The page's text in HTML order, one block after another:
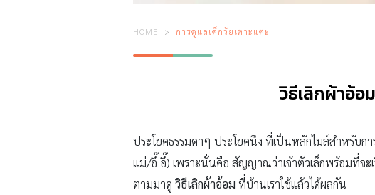
HOME การดูแลเด็กวัยเตาะแตะ
วิธีเลิกผ้าอ้อ
ประโยคธรรมดาๆ ประโยคนึง ที่เป็นหลักไมล์สำหรับ
แม่/อึ๊ อึ๊) เพราะนั่นคือ สัญญาณว่าเจ้าตัวเล็กพร้อมที่จะเ
ตามมาดู วิธีเลิกผ้าอ้อม ที่บ้านเราใช้แล้วได้ผลกัน